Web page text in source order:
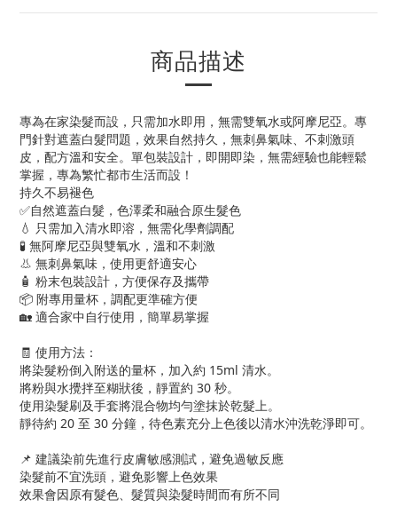
商品描述
專為在家染髮而設，只需加水即用，無需雙氧水或阿摩尼亞。專
門針對遮蓋白髮問題，效果自然持久，無刺鼻氣味、不刺激頭
皮，配方溫和安全。單包裝設計，即開即染，無需經驗也能輕鬆
掌握，專為繁忙都市生活而設！
持久不易褪色
✅自然遮蓋白髮，色澤柔和融合原生髮色
💧 只需加入清水即溶，無需化學劑調配
🧪 無阿摩尼亞與雙氧水，溫和不刺激
👃 無刺鼻氣味，使用更舒適安心
🧴 粉末包裝設計，方便保存及攜帶
📦 附專用量杯，調配更準確方便
🏡 適合家中自行使用，簡單易掌握
🧾 使用方法：
將染髮粉倒入附送的量杯，加入約 15ml 清水。
將粉與水攪拌至糊狀後，靜置約 30 秒。
使用染髮刷及手套將混合物均勻塗抹於乾髮上。
靜待約 20 至 30 分鐘，待色素充分上色後以清水沖洗乾淨即可。
📌 建議染前先進行皮膚敏感測試，避免過敏反應
染髮前不宜洗頭，避免影響上色效果
效果會因原有髮色、髮質與染髮時間而有所不同